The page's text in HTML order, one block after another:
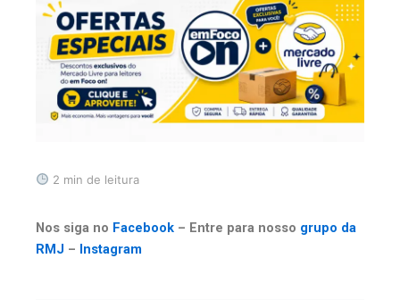
2 min de leitura
Nos siga no Facebook – Entre para nosso grupo da
RMJ – Instagram